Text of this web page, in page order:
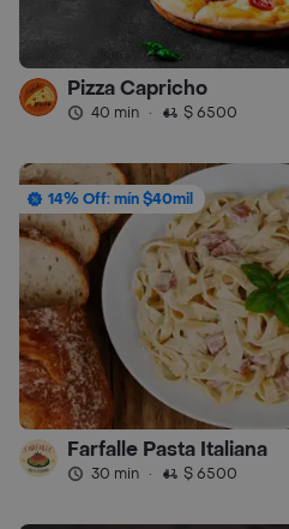
Pizza Capricho
40 min · $ 6500
14% Off: mín $40mil
Farfalle Pasta Italiana
30 min · $ 6500